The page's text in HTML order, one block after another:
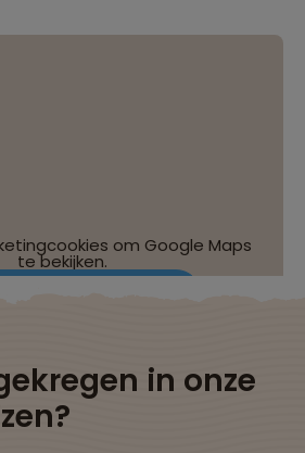
om Google Maps
te bekijken.
in onze